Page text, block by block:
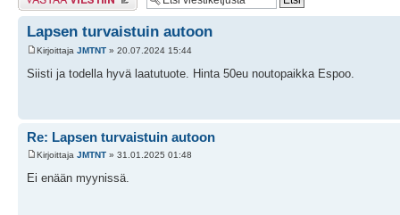
Lapsen turvaistuin autoon
Kirjoittaja JMTNT » 20.07.2024 15:44
Siisti ja todella hyvä laatutuote. Hinta 50eu noutopaikka Espoo.
Re: Lapsen turvaistuin autoon
Kirjoittaja JMTNT » 31.01.2025 01:48
Ei enään myynissä.